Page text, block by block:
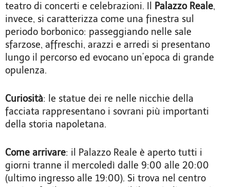
teatro di concerti e celebrazioni. Il
Palazzo Reale,
invece, si caratterizza come una finestra sul
periodo borbonico: passeggiando nelle sale
sfarzose, affreschi, arazzi e arredi si presentano
lungo il percorso ed evocano un’epoca di grande
opulenza.
Curiosità: le statue dei re nelle nicchie della
facciata rappresentano i sovrani più importanti
della storia napoletana.
Come arrivare: il Palazzo Reale è aperto tutti i
giorni tranne il mercoledì dalle 9:00 alle 20:00
(ultimo ingresso alle 19:00). Si trova nel centro